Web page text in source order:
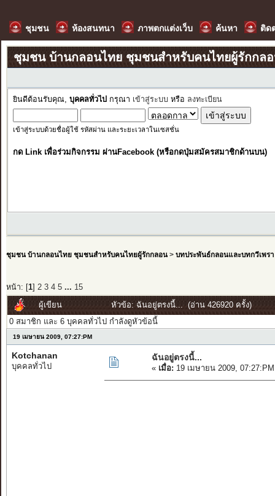
ชุมชน ห้องสนทนา ภาพตกแต่งเว็บ ค้นหา ติด
ชุมชน บ้านกลอนไทย ชุมชนสำหรับคนไทยผู้รักกล
ยินดีต้อนรับคุณ, บุคคลทั่วไป กรุณา เข้าสู่ระบบ หรือ ลงทะเบียน
เข้าสู่ระบบด้วยชื่อผู้ใช้ รหัสผ่าน และระยะเวลาในเซสชั่น
กด Link เพื่อร่วมกิจกรรม ผ่านFacebook (หรือกดปุ่มสมัครสมาชิกด้านบน)
ชุมชน บ้านกลอนไทย ชุมชนสำหรับคนไทยผู้รักกลอน> บทประพันธ์กลอนและบทกวีเพรา
หน้า: [ 1] 2 3 4 5 ... 15
ผู้เขียน
หัวข้อ: ฉันอยู่ตรงนี้... (อ่าน 426920 ครั้ง)
0 สมาชิก และ 6 บุคคลทั่วไป กำลังดูหัวข้อนี้
19 เมษายน 2009, 07:27:PM
Kotchanan
บุคคลทั่วไป
ฉันอยู่ตรงนี้...
« เมื่อ: 19 เมษายน 2009,